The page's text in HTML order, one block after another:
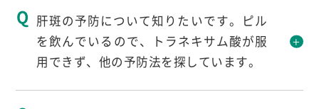
スアルファのケアとしては問題ないと思いま
す。
肝斑の予防について知りたいです。ピル
を飲んでいるので、トラネキサム酸が服
用できず、他の予防法を探しています。